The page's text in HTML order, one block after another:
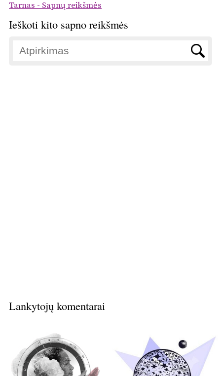
Tarnas - Sapnų reikšmės
Ieškoti kito sapno reikšmės
Lankytojų komentarai